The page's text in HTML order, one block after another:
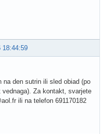
18:44:59
na den sutrin ili sled obiad (po
Za kontakt, svarjete
ili na telefon 691170182